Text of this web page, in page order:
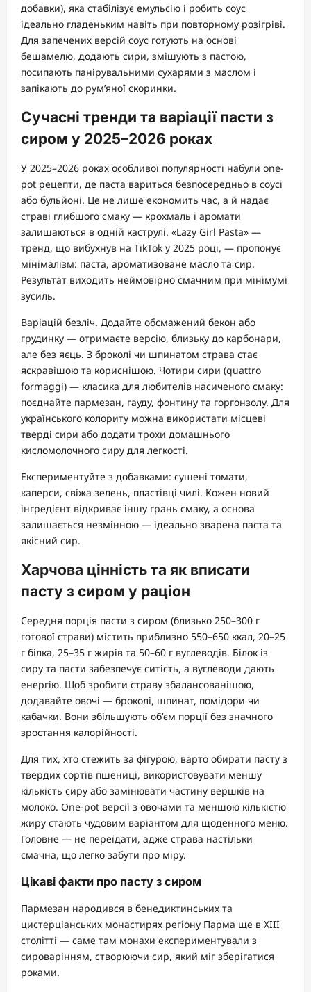
добавки), яка стабілізує емульсію і робить соус
ідеально гладеньким навіть при повторному розігріві.
Для запечених версій соус готують на основі
бешамелю, додають сири, змішують з пастою,
посипають панірувальними сухарями з маслом і
запікають до рум’яної скоринки.
Сучасні тренди та варіації пасти з
сиром у 2025–2026 роках
У 2025–2026 роках особливої популярності набули one-
pot рецепти, де паста вариться безпосередньо в соусі
або бульйоні. Це не лише економить час, а й надає
страві глибшого смаку — крохмаль і аромати
залишаються в одній каструлі. «Lazy Girl Pasta» —
тренд, що вибухнув на TikTok у 2025 році, — пропонує
мінімалізм: паста, ароматизоване масло та сир.
Результат виходить неймовірно смачним при мінімумі
зусиль.
Варіацій безліч. Додайте обсмажений бекон або
грудинку — отримаєте версію, близьку до карбонари,
але без яєць. З броколі чи шпинатом страва стає
яскравішою та кориснішою. Чотири сири (quattro
formaggi) — класика для любителів насиченого смаку:
поєднайте пармезан, гауду, фонтину та горгонзолу. Для
українського колориту можна використати місцеві
тверді сири або додати трохи домашнього
кисломолочного сиру для легкості.
Експериментуйте з добавками: сушені томати,
каперси, свіжа зелень, пластівці чилі. Кожен новий
інгредієнт відкриває іншу грань смаку, а основа
залишається незмінною — ідеально зварена паста та
якісний сир.
Харчова цінність та як вписати
пасту з сиром у раціон
Середня порція пасти з сиром (близько 250–300 г
готової страви) містить приблизно 550–650 ккал, 20–25
г білка, 25–35 г жирів та 50–60 г вуглеводів. Білок із
сиру та пасти забезпечує ситість, а вуглеводи дають
енергію. Щоб зробити страву збалансованішою,
додавайте овочі — броколі, шпинат, помідори чи
кабачки. Вони збільшують об’єм порції без значного
зростання калорійності.
Для тих, хто стежить за фігурою, варто обирати пасту з
твердих сортів пшениці, використовувати меншу
кількість сиру або замінювати частину вершків на
молоко. One-pot версії з овочами та меншою кількістю
жиру стають чудовим варіантом для щоденного меню.
Головне — не переїдати, адже страва настільки
смачна, що легко забути про міру.
Цікаві факти про пасту з сиром
Пармезан народився в бенедиктинських та
цистерціанських монастирях регіону Парма ще в XIII
столітті — саме там монахи експериментували з
сироварінням, створюючи сир, який міг зберігатися
роками.